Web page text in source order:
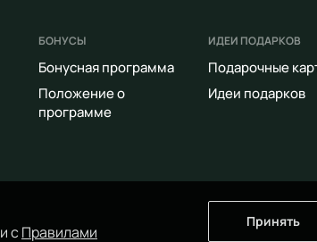
сПравилами
Принять
БОНУСЫ
Бонусная программа
Положение о
программе
ИДЕИ ПОДАРКОВ
Подарочные
Идеи подарков